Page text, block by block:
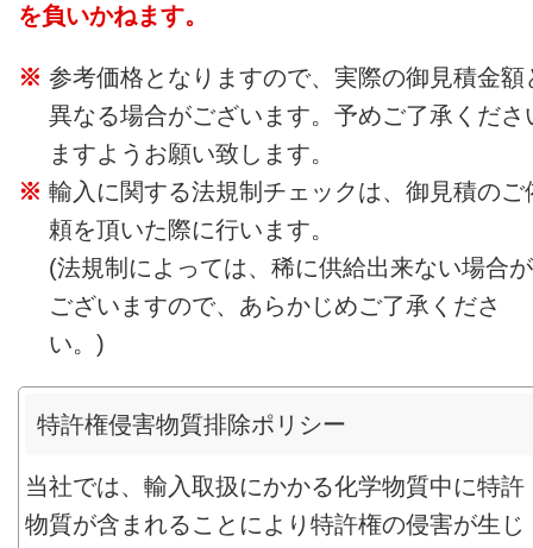
を負いかねます。
参考価格となりますので、実際の御見積金額
異なる場合がございます。予めご了承くださ
ますようお願い致します。
輸入に関する法規制チェックは、御見積のご
頼を頂いた際に行います。
(法規制によっては、稀に供給出来ない場合が
ございますので、あらかじめご了承くださ
い。)
特許権侵害物質排除ポリシー
当社では、輸入取扱にかかる化学物質中に特許
物質が含まれることにより特許権の侵害が生じ